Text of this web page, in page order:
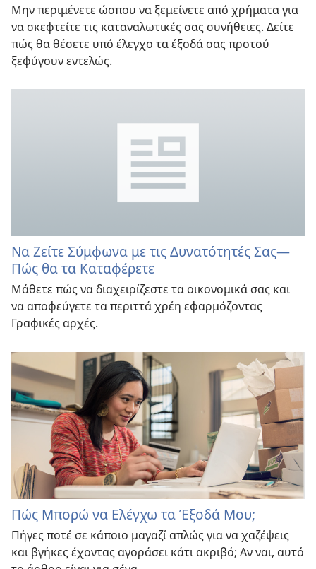
Μην περιμένετε ώσπου να ξεμείνετε από χρήματα για
να σκεφτείτε τις καταναλωτικές σας συνήθειες. Δείτε
πώς θα θέσετε υπό έλεγχο τα έξοδά σας προτού
ξεφύγουν εντελώς.
Να Ζείτε Σύμφωνα με τις Δυνατότητές Σας—
Πώς θα τα Καταφέρετε
Μάθετε πώς να διαχειρίζεστε τα οικονομικά σας και
να αποφεύγετε τα περιττά χρέη εφαρμόζοντας
Γραφικές αρχές.
Πώς Μπορώ να Ελέγχω τα Έξοδά Μου;
Πήγες ποτέ σε κάποιο μαγαζί απλώς για να χαζέψεις
και βγήκες έχοντας αγοράσει κάτι ακριβό; Αν ναι, αυτό